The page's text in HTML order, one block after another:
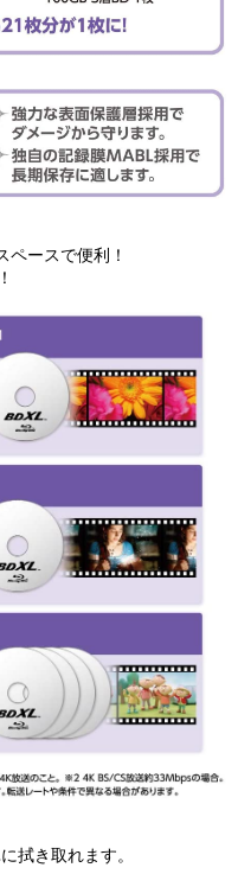
ペースで便利！
拭き取れます。